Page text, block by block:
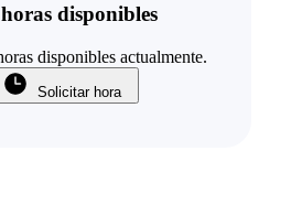
disponibles
disponibles actualmente.
Solicitar hora